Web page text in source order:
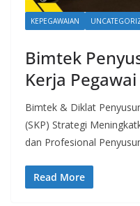
KEPEGAWAIAN
Bimtek
Kerja Pegawai
Bimtek & Diklat
(SKP) Strategi
dan Profesional
Read More